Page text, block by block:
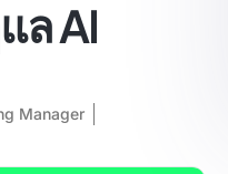
ล AI
Manager